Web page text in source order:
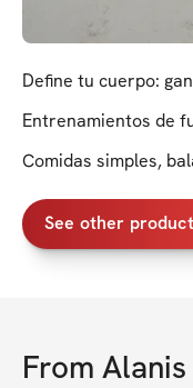
Define tu cuerpo:
Entrenamientos de
Comidas simples,
See other
From